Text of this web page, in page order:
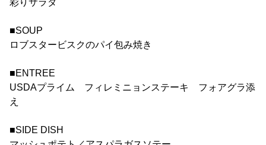
■SOUP
ロブスタービスクのパイ包み焼き
■ENTREE
USDAプライム フィレミニョンステーキ フォアグラ添
え
■SIDE DISH